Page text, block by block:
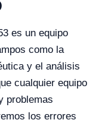
es un equipo
como la
y el análisis
cualquier equipo
problemas
los errores